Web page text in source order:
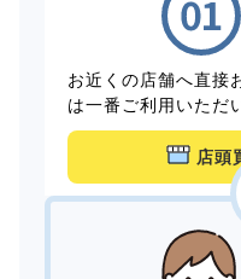
お近くの店舗へ直接
は一番ご利用いただ
店頭